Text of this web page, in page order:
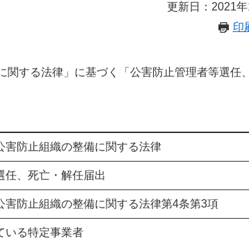
更新日：2021
印
関する法律」に基づく「公害防止管理者等選任
害防止組織の整備に関する法律
任、死亡・解任届出
害防止組織の整備に関する法律第4条第3項
いる特定事業者